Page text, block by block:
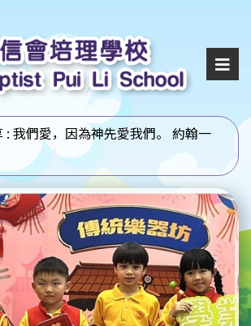
: 我們愛，因為神先愛我們。 約翰一